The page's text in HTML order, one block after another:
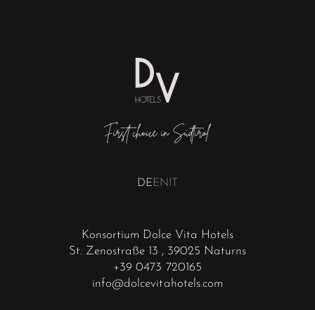
Konsortium Dolce Vita Hotels
St. Zenostraße 13 , 39025 Naturns
+39 0473 720165
info@dolcevitahotels.com
DEEN IT